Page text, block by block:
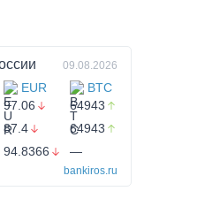
09.08.2026
EUR BTC
97.06 64943
87.4 64943
94.8366 —
bankiros.ru